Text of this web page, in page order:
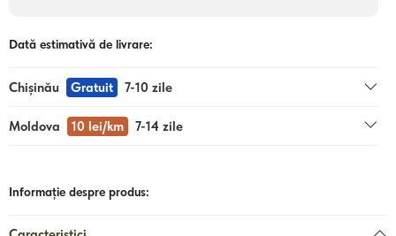
Dată estimativă de livrare:
Chișinău Gratuit 7-10 zile
Moldova 10 lei/km 7-14 zile
Informație despre produs: